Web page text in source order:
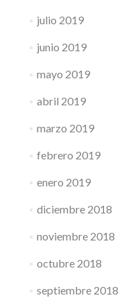
julio 2019
junio 2019
mayo 2019
abril 2019
marzo 2019
febrero 2019
enero 2019
diciembre 2018
noviembre 2018
octubre 2018
septiembre 2018